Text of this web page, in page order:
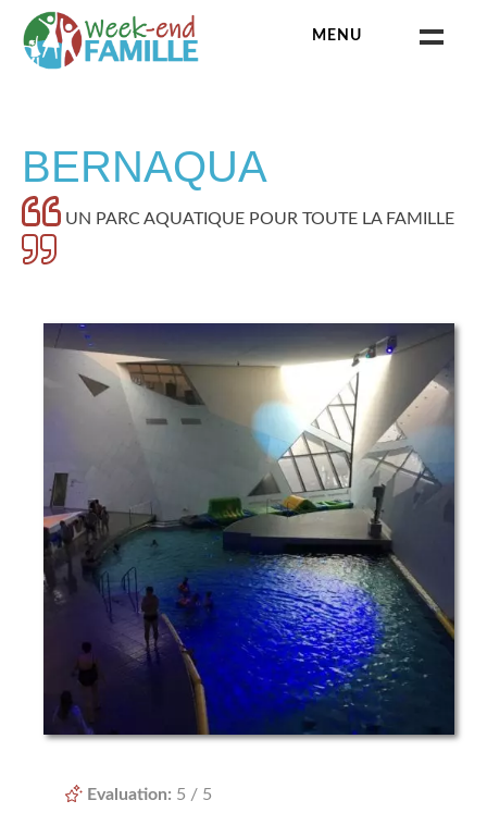
content
MENU
CHÂTEAU
DÉGUSTATION
ESCAPE GAME
MUSÉE
NATURE
NOËL
RÉGIONS
BERNE
FRIBOURG
BERNAQUA
UN PARC AQUATIQUE POUR TOUTE LA FAMILLE
Evaluation: 5 / 5